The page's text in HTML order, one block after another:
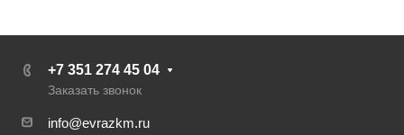
+7 351 274 45 04
Заказать звонок
info@evrazkm.ru